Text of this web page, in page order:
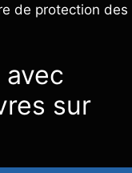
de protection des
sur